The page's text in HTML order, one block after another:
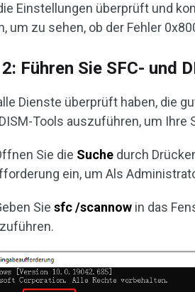
Einstellungen überprüft und
um zu sehen, ob der Fehler
Führen Sie SFC- und
Dienste überprüft haben, die
Tools auszuführen, um
Sie die Suche durch
ein, um Als
Siesfc /scannow in das